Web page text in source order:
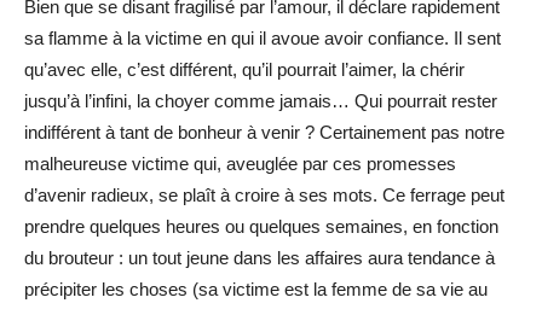
Bien que se disant fragilisé par l’amour, il déclare rapidement
sa flamme à la victime en qui il avoue avoir confiance. Il sent
qu’avec elle, c’est différent, qu’il pourrait l’aimer, la chérir
jusqu’à l’infini, la choyer comme jamais… Qui pourrait rester
indifférent à tant de bonheur à venir ? Certainement pas notre
malheureuse victime qui, aveuglée par ces promesses
d’avenir radieux, se plaît à croire à ses mots. Ce ferrage peut
prendre quelques heures ou quelques semaines, en fonction
du brouteur : un tout jeune dans les affaires aura tendance à
précipiter les choses (sa victime est la femme de sa vie au